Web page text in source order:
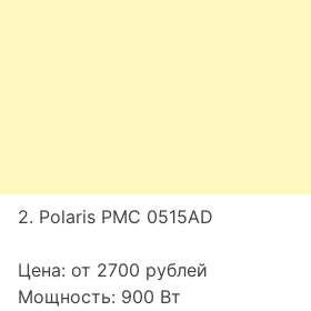
2. Polaris PMC 0515AD
Цена: от 2700 рублей
Мощность: 900 Вт